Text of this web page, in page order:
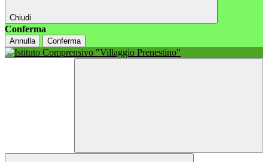
Chiudi
Conferma
Annulla Conferma